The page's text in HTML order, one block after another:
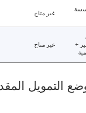
غير متاح
+
غير متاح
المقدم من